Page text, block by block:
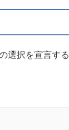
選択を宣言する